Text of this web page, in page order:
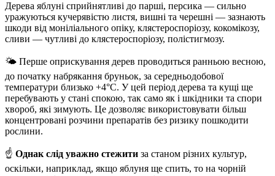
Дерева яблуні сприйнятливі до парші, персика — сильно
уражуються кучерявістю листя, вишні та черешні — зазнають
шкоди від моніліального опіку, клястероспоріозу, кокомікозу,
сливи — чутливі до клястероспоріозу, полістигмозу.
🌤 Перше оприскування дерев проводиться ранньою весною,
до початку набрякання бруньок, за середньодобової
температури близько +4°C. У цей період дерева та кущі ще
перебувають у стані спокою, так само як і шкідники та спори
хвороб, які зимують. Це дозволяє використовувати більш
концентровані розчини препаратів без ризику пошкодити
рослини.
☝️ Однак слід уважно стежити за станом різних культур,
оскільки, наприклад, якщо яблуня ще спить, то на чорній